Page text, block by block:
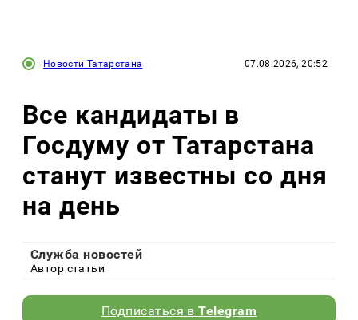
Новости Татарстана 07.08.2026, 20:52
Все кандидаты в
Госдуму от Татарстана
станут известны со дня
на день
Служба новостей
Автор статьи
Подписаться вTelegram